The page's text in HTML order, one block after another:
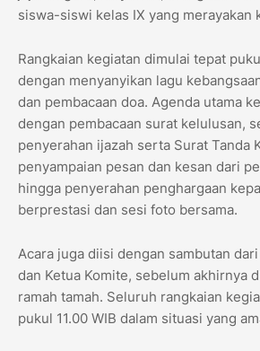
siswa-siswi kelas IX yang merayakan
​Rangkaian kegiatan dimulai tepat
dengan menyanyikan lagu
dan pembacaan doa. Agenda utama
dengan pembacaan surat kelulusan,
penyerahan ijazah serta Surat Tanda
penyampaian pesan dan kesan dari
hingga penyerahan penghargaan
berprestasi dan sesi foto bersama.
​Acara juga diisi dengan sambutan
dan Ketua Komite, sebelum akhirnya
ramah tamah. Seluruh rangkaian
pukul 11.00 WIB dalam situasi yang